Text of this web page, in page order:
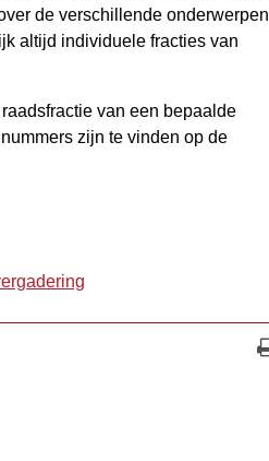
de verschillende onderwerpen
altijd individuele fracties van
van een bepaalde
zijn te vinden op de